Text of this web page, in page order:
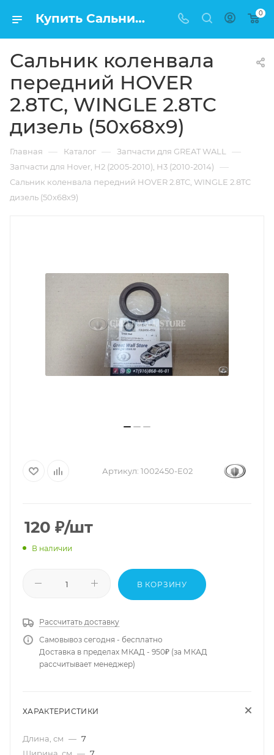
Купить Сальник коленвала передний HOVER 2.8TC, WINGLE 2.8TC дизель (50x68x9) в Москве по низкой цене 0
Сальник коленвала
передний HOVER
2.8TC, WINGLE 2.8TC
дизель (50x68x9)
Главная — Каталог — Запчасти для GREAT WALL —
Запчасти для Hover, H2 (2005-2010), H3 (2010-2014) —
Сальник коленвала передний HOVER 2.8TC, WINGLE 2.8TC
дизель (50x68x9)
Артикул: 1002450-E02
120 ₽/шт
В наличии
В КОРЗИНУ
Рассчитать доставку
Самовывоз сегодня - бесплатно
Доставка в пределах МКАД - 950₽ (за МКАД
рассчитывает менеджер)
ХАРАКТЕРИСТИКИ
Длина, см — 7
Ширина, см — 7